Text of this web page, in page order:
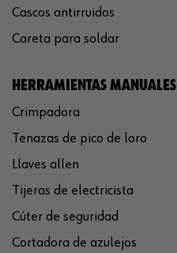
Cascos antirruidos
Careta para soldar
HERRAMIENTAS MANUALES
Crimpadora
Tenazas de pico de loro
Llaves allen
Tijeras de electricista
Cúter de seguridad
Cortadora de azulejos